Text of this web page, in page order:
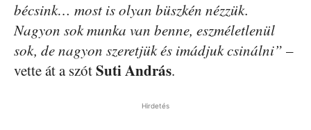
bécsink… most is olyan büszkén nézzük.
Nagyon sok munka van benne, eszméletlenül
sok, de nagyon szeretjük és imádjuk csinálni” –
vette át a szótSuti András.
Hirdetés